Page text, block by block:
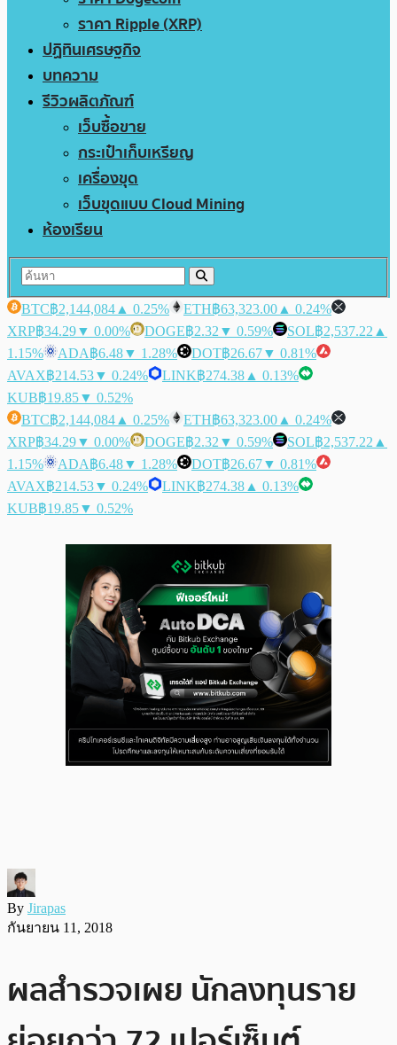
ราคา Ripple (XRP)
ปฏิทินเศรษฐกิจ
บทความ
รีวิวผลิตภัณฑ์
เว็บซื้อขาย
กระเป๋าเก็บเหรียญ
เครื่องขุด
เว็บขุดแบบ Cloud Mining
ห้องเรียน
BTC฿2,144,084 ▲ 0.25% ETH฿63,323.00 ▲ 0.24%
XRP฿34.29▼ 0.00% DOGE฿2.32 ▼ 0.59% SOL฿2,537.22 ▲
1.15%
ADA฿6.48▼ 1.28% DOT฿26.67▼ 0.81%
AVAX฿214.53▼ 0.24% LINK฿274.38 ▲ 0.13%
KUB฿19.85▼ 0.52%
BTC฿2,144,084 ▲ 0.25% ETH฿63,323.00 ▲ 0.24%
XRP฿34.29▼ 0.00% DOGE฿2.32 ▼ 0.59% SOL฿2,537.22 ▲
1.15%
ADA฿6.48▼ 1.28% DOT฿26.67▼ 0.81%
AVAX฿214.53▼ 0.24% LINK฿274.38 ▲ 0.13%
KUB฿19.85▼ 0.52%
By Jirapas
กันยายน 11, 2018
ผลสำรวจเผย นักลงทุนราย